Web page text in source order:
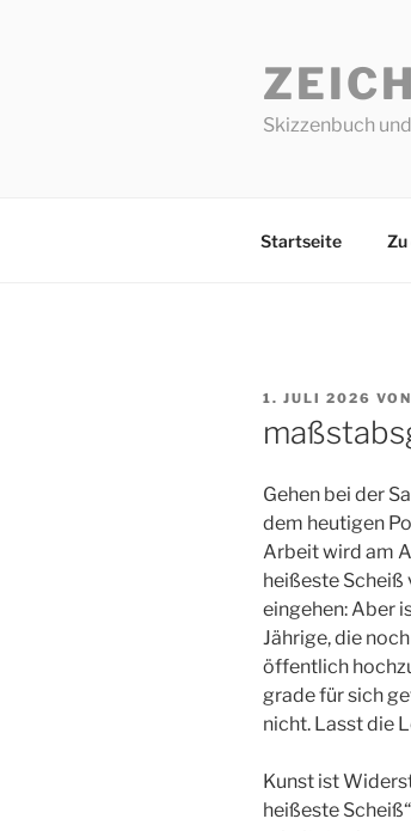
Skizzenbuch
Startseite
1. JULI 2026 VON
Gehen bei der
dem heutigen
Arbeit wird am
heißeste
eingehen: Aber
Jährige, die
öffentlich
grade für sich
nicht. Lasst die
Kunst ist
heißeste